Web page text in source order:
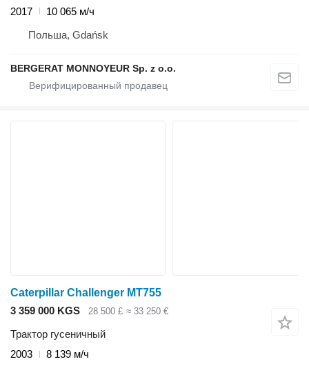
2017
10 065 м/ч
Польша, Gdańsk
BERGERAT MONNOYEUR Sp. z o.o.
Caterpillar Challenger MT755
3 359 000 KGS
28 500 £ ≈ 33 250 €
Трактор гусеничный
2003
8 139 м/ч